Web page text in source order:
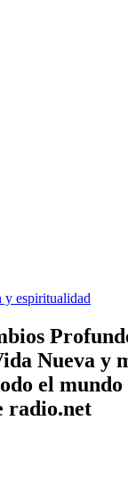
y espiritualidad
Nueva y
el mundo
radio.net